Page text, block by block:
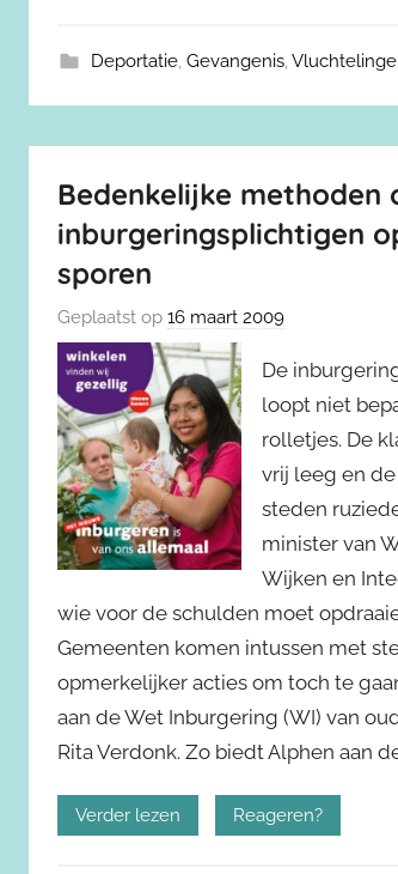
Deportatie, Gevangenis,
Bedenkelijke methoden
inburgeringsplichtigen
sporen
Geplaatst op 16 maart 2009
De
loopt niet
rolletjes. De
vrij leeg en
steden
minister van
Wijken en
wie voor de schulden moet
Gemeenten komen intussen met
opmerkelijker acties om toch te
aan de Wet Inburgering (WI) van
Rita Verdonk. Zo biedt Alphen aan
Verder lezen Reageren?